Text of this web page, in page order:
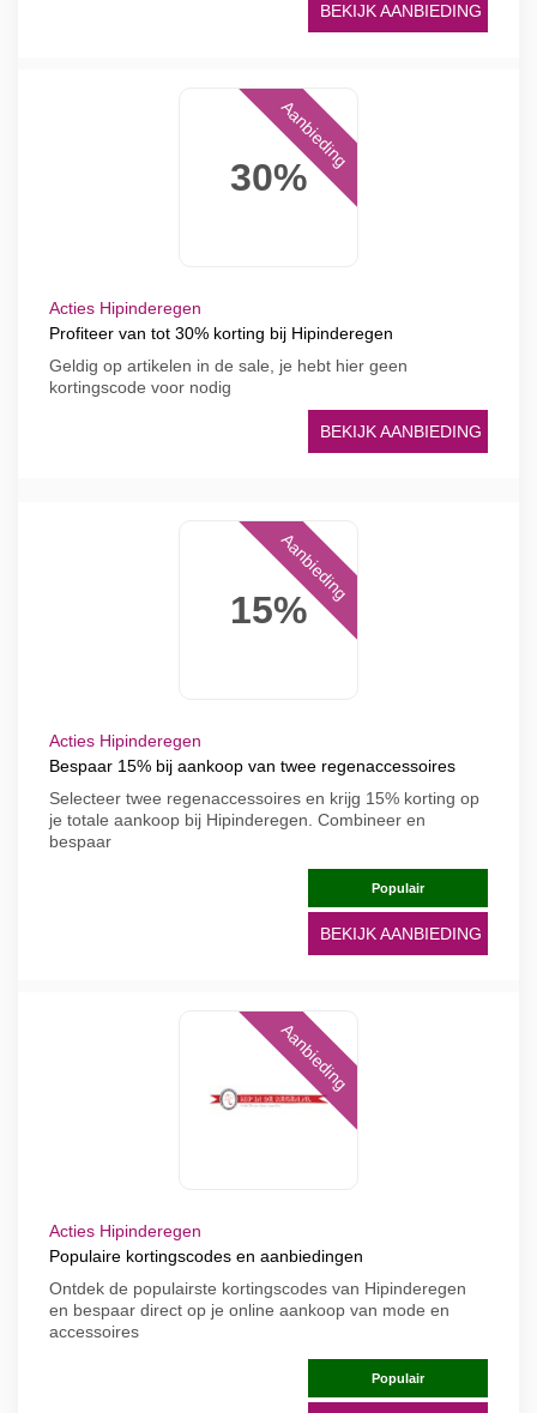
BEKIJK AANBIEDING
30%
Aanbieding
Acties Hipinderegen
Profiteer van tot 30% korting bij Hipinderegen
Geldig op artikelen in de sale, je hebt hier geen
kortingscode voor nodig
BEKIJK AANBIEDING
15%
Aanbieding
Acties Hipinderegen
Bespaar 15% bij aankoop van twee regenaccessoires
Selecteer twee regenaccessoires en krijg 15% korting op
je totale aankoop bij Hipinderegen. Combineer en
bespaar
Populair
BEKIJK AANBIEDING
Aanbieding
Acties Hipinderegen
Populaire kortingscodes en aanbiedingen
Ontdek de populairste kortingscodes van Hipinderegen
en bespaar direct op je online aankoop van mode en
accessoires
Populair